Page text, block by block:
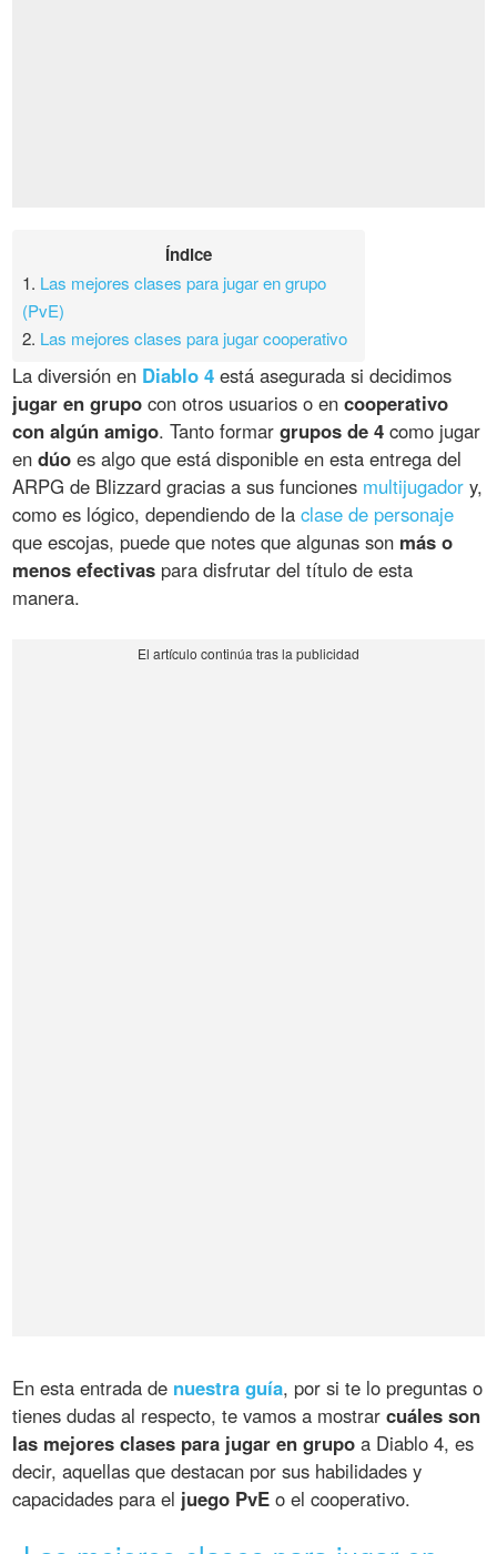
Índice
1. Las mejores clases para jugar en grupo
(PvE)
2. Las mejores clases para jugar cooperativo
La diversión en Diablo 4 está asegurada si decidimos
jugar en grupo con otros usuarios o encooperativo
con algún amigo. Tanto formargrupos de 4 como jugar
endúo es algo que está disponible en esta entrega del
ARPG de Blizzard gracias a sus funciones multijugador y,
como es lógico, dependiendo de laclase de personaje
que escojas, puede que notes que algunas son más o
menos efectivas para disfrutar del título de esta
manera.
En esta entrada de nuestra guía, por si te lo preguntas o
tienes dudas al respecto, te vamos a mostrarcuáles son
las mejores clases para jugar en grupo a Diablo 4, es
decir, aquellas que destacan por sus habilidades y
capacidades para el juego PvE o el cooperativo.